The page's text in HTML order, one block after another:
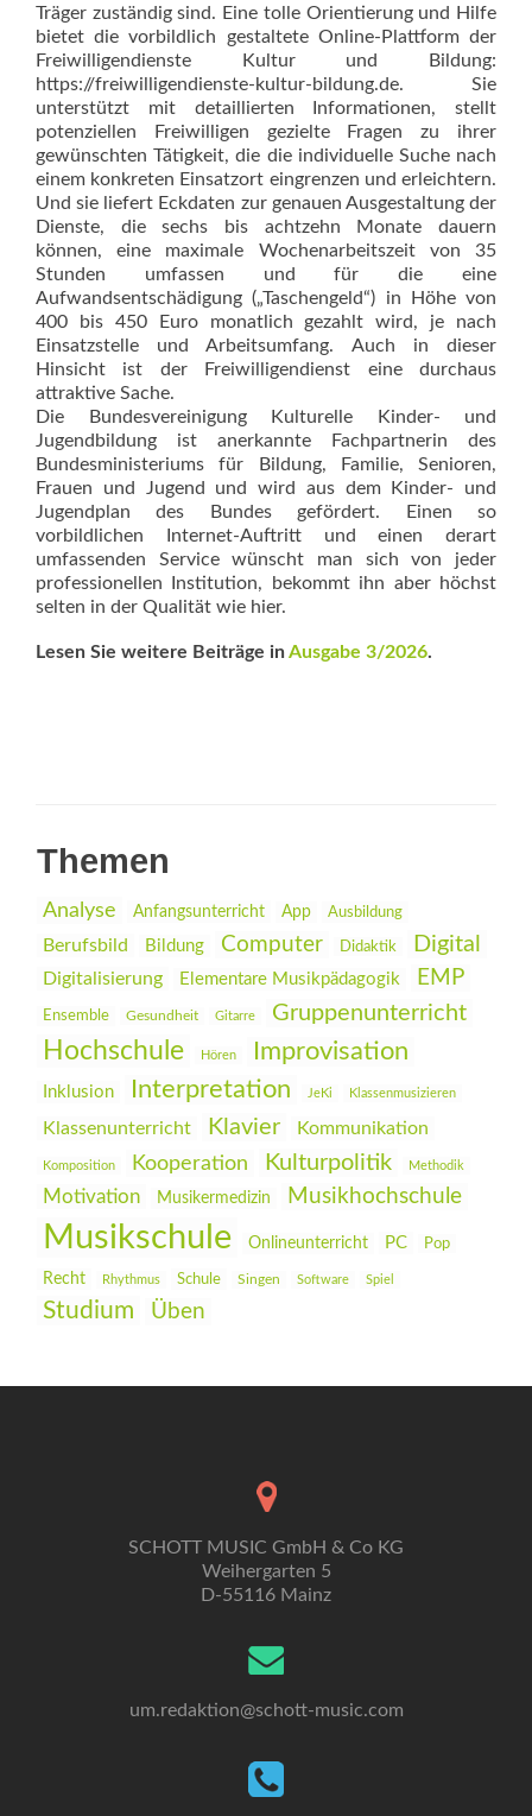
Träger zuständig sind. Eine tolle Orientierung und Hilfe
bietet die vorbildlich gestaltete Online-Plattform der
Freiwilligendienste Kultur und Bildung:
https://freiwilligendienste-kultur-bildung.de. Sie
unterstützt mit detaillierten Informationen, stellt
potenziellen Freiwilligen gezielte Fragen zu ihrer
gewünschten Tätigkeit, die die individuelle Suche nach
einem konkreten Einsatzort eingrenzen und erleichtern.
Und sie liefert Eckdaten zur genauen Ausgestaltung der
Dienste, die sechs bis achtzehn Monate dauern
können, eine maximale Wochenarbeitszeit von 35
Stunden umfassen und für die eine
Aufwandsentschädigung („Taschengeld“) in Höhe von
400 bis 450 Euro monatlich gezahlt wird, je nach
Einsatzstelle und Arbeitsumfang. Auch in dieser
Hinsicht ist der Freiwilligendienst eine durchaus
attraktive Sache.
Die Bundesvereinigung Kulturelle Kinder- und
Jugendbildung ist anerkannte Fachpartnerin des
Bundesministeriums für Bildung, Familie, Senioren,
Frauen und Jugend und wird aus dem Kinder- und
Jugendplan des Bundes gefördert. Einen so
vorbildlichen Internet-Auftritt und einen derart
umfassenden Service wünscht man sich von jeder
professionellen Institution, bekommt ihn aber höchst
selten in der Qualität wie hier.
Lesen Sie weitere Beiträge inAusgabe 3/2026.
Themen
Analyse Anfangsunterricht App Ausbildung
Berufsbild Bildung Computer Didaktik Digital
Digitalisierung Elementare Musikpädagogik EMP
Ensemble Gesundheit Gitarre Gruppenunterricht
Hochschule Hören Improvisation
Inklusion Interpretation JeKi Klassenmusizieren
Klassenunterricht Klavier Kommunikation
Komposition Kooperation Kulturpolitik Methodik
Motivation Musikermedizin Musikhochschule
Musikschule Onlineunterricht PC Pop
Recht Rhythmus Schule Singen Software Spiel
Studium Üben
SCHOTT MUSIC GmbH & Co KG
Weihergarten 5
D-55116 Mainz
um.redaktion@schott-music.com